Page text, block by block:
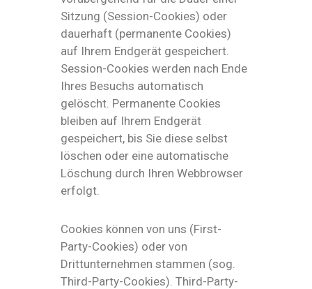
Sitzung (Session-Cookies) oder
dauerhaft (permanente Cookies)
auf Ihrem Endgerät gespeichert.
Session-Cookies werden nach Ende
Ihres Besuchs automatisch
gelöscht. Permanente Cookies
bleiben auf Ihrem Endgerät
gespeichert, bis Sie diese selbst
löschen oder eine automatische
Löschung durch Ihren Webbrowser
erfolgt.
Cookies können von uns (First-
Party-Cookies) oder von
Drittunternehmen stammen (sog.
Third-Party-Cookies). Third-Party-